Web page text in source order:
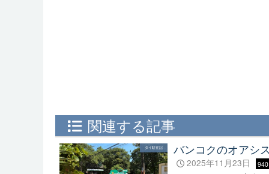
関連する記事
タイ駐在記 バンコクのオアシ
2025年11月23日